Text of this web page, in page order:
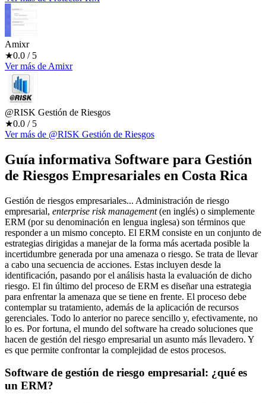
Amixr
★0.0 / 5
Ver más de Amixr
@RISK Gestión de Riesgos
★0.0 / 5
Ver más de @RISK Gestión de Riesgos
Guía informativa Software para Gestión
de Riesgos Empresariales en Costa Rica
Gestión de riesgos empresariales... Administración de riesgo
empresarial, enterprise risk management(en inglés) o simplemente
ERM (por su denominación en lengua inglesa) son términos que
responder a un mismo concepto. El ERM consiste en un conjunto de
estrategias dirigidas a manejar de la forma más acertada posible la
incertidumbre generada por una amenaza o riesgo. Se trata de llevar
a cabo una secuencia de acciones. Estas incluyen desde la
identificación, pasando por el análisis hasta la evaluación de dicho
riesgo. El fin último del proceso de ERM es diseñar una estrategia
para enfrentar la amenaza que se tiene en frente. El proceso debe
contemplar su tratamiento, además de la aplicación de recursos
gerenciales. Todo lo anterior no parece sencillo y, efectivamente, no
lo es. Por fortuna, el mundo del software ha creado soluciones que
hacen de gestión del riesgo empresarial un asunto más llevadero. Y
es que permite confrontar la complejidad de estos procesos.
Software de gestión de riesgo empresarial: ¿qué es
un ERM?